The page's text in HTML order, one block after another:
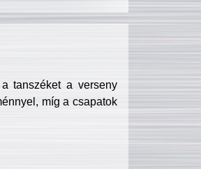
tanszéket a verseny
míg a csapatok